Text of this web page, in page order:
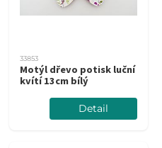
33853
Motýl dřevo potisk luční
kvítí 13cm bílý
Detail